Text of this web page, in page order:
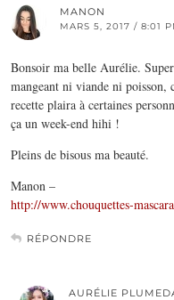
MANON
MARS 5, 2017 / 8:01
Bonsoir ma belle Aurélie.
mangeant ni viande ni poisson,
recette plaira à certaines
ça un week-end hihi !
Pleins de bisous ma beauté.
Manon –
http://www.chouquettes-
RÉPONDRE
AURÉLIE